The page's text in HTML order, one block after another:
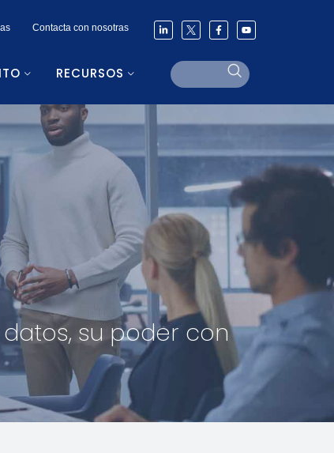
Contacta con nosotras
RECURSOS
su poder con